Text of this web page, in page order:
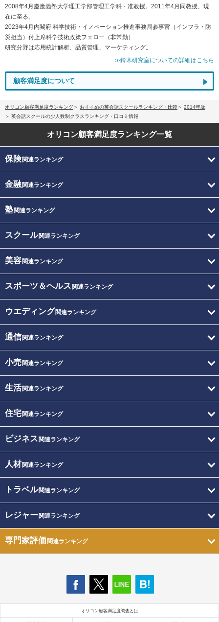
2008年4月慶應義塾大学理工学部管理工学科・准教授。2011年4月同教授、現
在に至る。
2023年4月内閣府 科学技術・イノベーション推進事務局参事官（インフラ・防
災担当）付上席科学技術政策フェロー（非常勤）
研究分野は応用統計解析、品質管理、マーケティング。
≫鈴木研究室についての詳細はこちら
顧客満足度について
オリコン顧客満足度ランキング おすすめの英会話スクールランキング・比較
2014年版
英会話スクールの少人数制クラスランキング・口コミ情報
オリコン顧客満足度ランキング一覧
保険関連ランキング
金融関連ランキング
塾関連ランキング
スクール関連ランキング
美容関連ランキング
スポーツ＆ヘルス 関連ランキング
ウエディング関連ランキング
通信関連ランキング
小売関連ランキング
生活関連ランキング
住宅関連ランキング
ビジネス 関連ランキング
人材関連ランキング
トラベル関連ランキング
レジャー関連ランキング
専門家評価関連ランキング
オリコン顧客満足度調査とは